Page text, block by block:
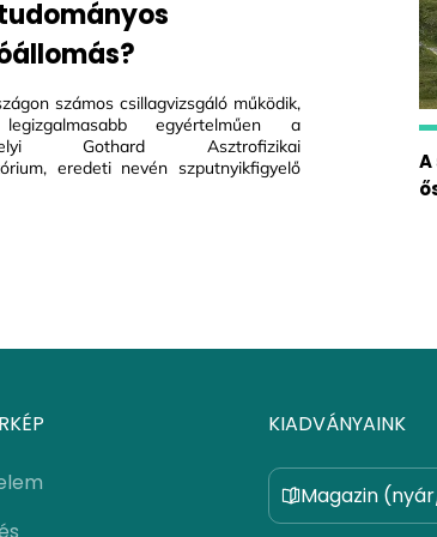
számos csillagvizsgáló működik,
egyértelműen a
Gothard Asztrofizikai
eredeti nevén szputnyikfigyelő
KIADVÁNYAINK
Magazin